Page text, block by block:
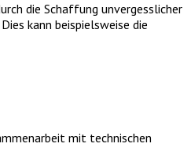
die Schaffung unvergesslicher
kann beispielsweise die
mit technischen